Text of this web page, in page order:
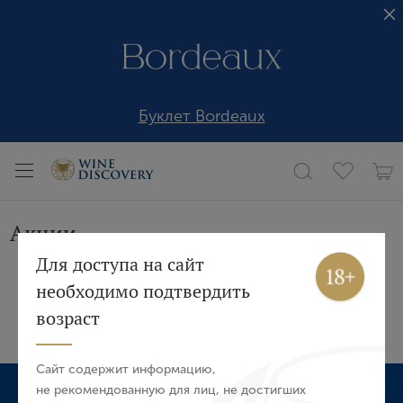
Буклет Bordeaux
Акции
Wine Discovery
Для доступа на сайт
необходимо подтвердить
возраст
Сайт содержит информацию,
не рекомендованную для лиц, не достигших
Вход Регистрация